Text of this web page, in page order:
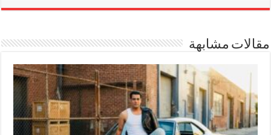
مقالات مشابهة